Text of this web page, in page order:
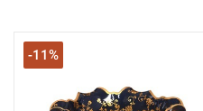
-11%